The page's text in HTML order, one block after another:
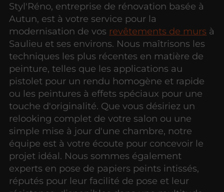
Styl'Réno, entreprise de rénovation basée à
Autun, est à votre service pour la
modernisation de vos revêtements de murs à
Saulieu et ses environs. Nous maîtrisons les
techniques les plus récentes en matière de
peinture, telles que les applications au
pistolet pour un rendu homogène et rapide
ou les peintures à effets spéciaux pour une
touche d'originalité. Que vous désiriez un
relooking complet de votre salon ou une
simple mise à jour d'une chambre, notre
équipe est à votre écoute pour concevoir le
projet idéal. Nous sommes également
experts en pose de papiers peints intissés,
réputés pour leur facilité de pose et leur